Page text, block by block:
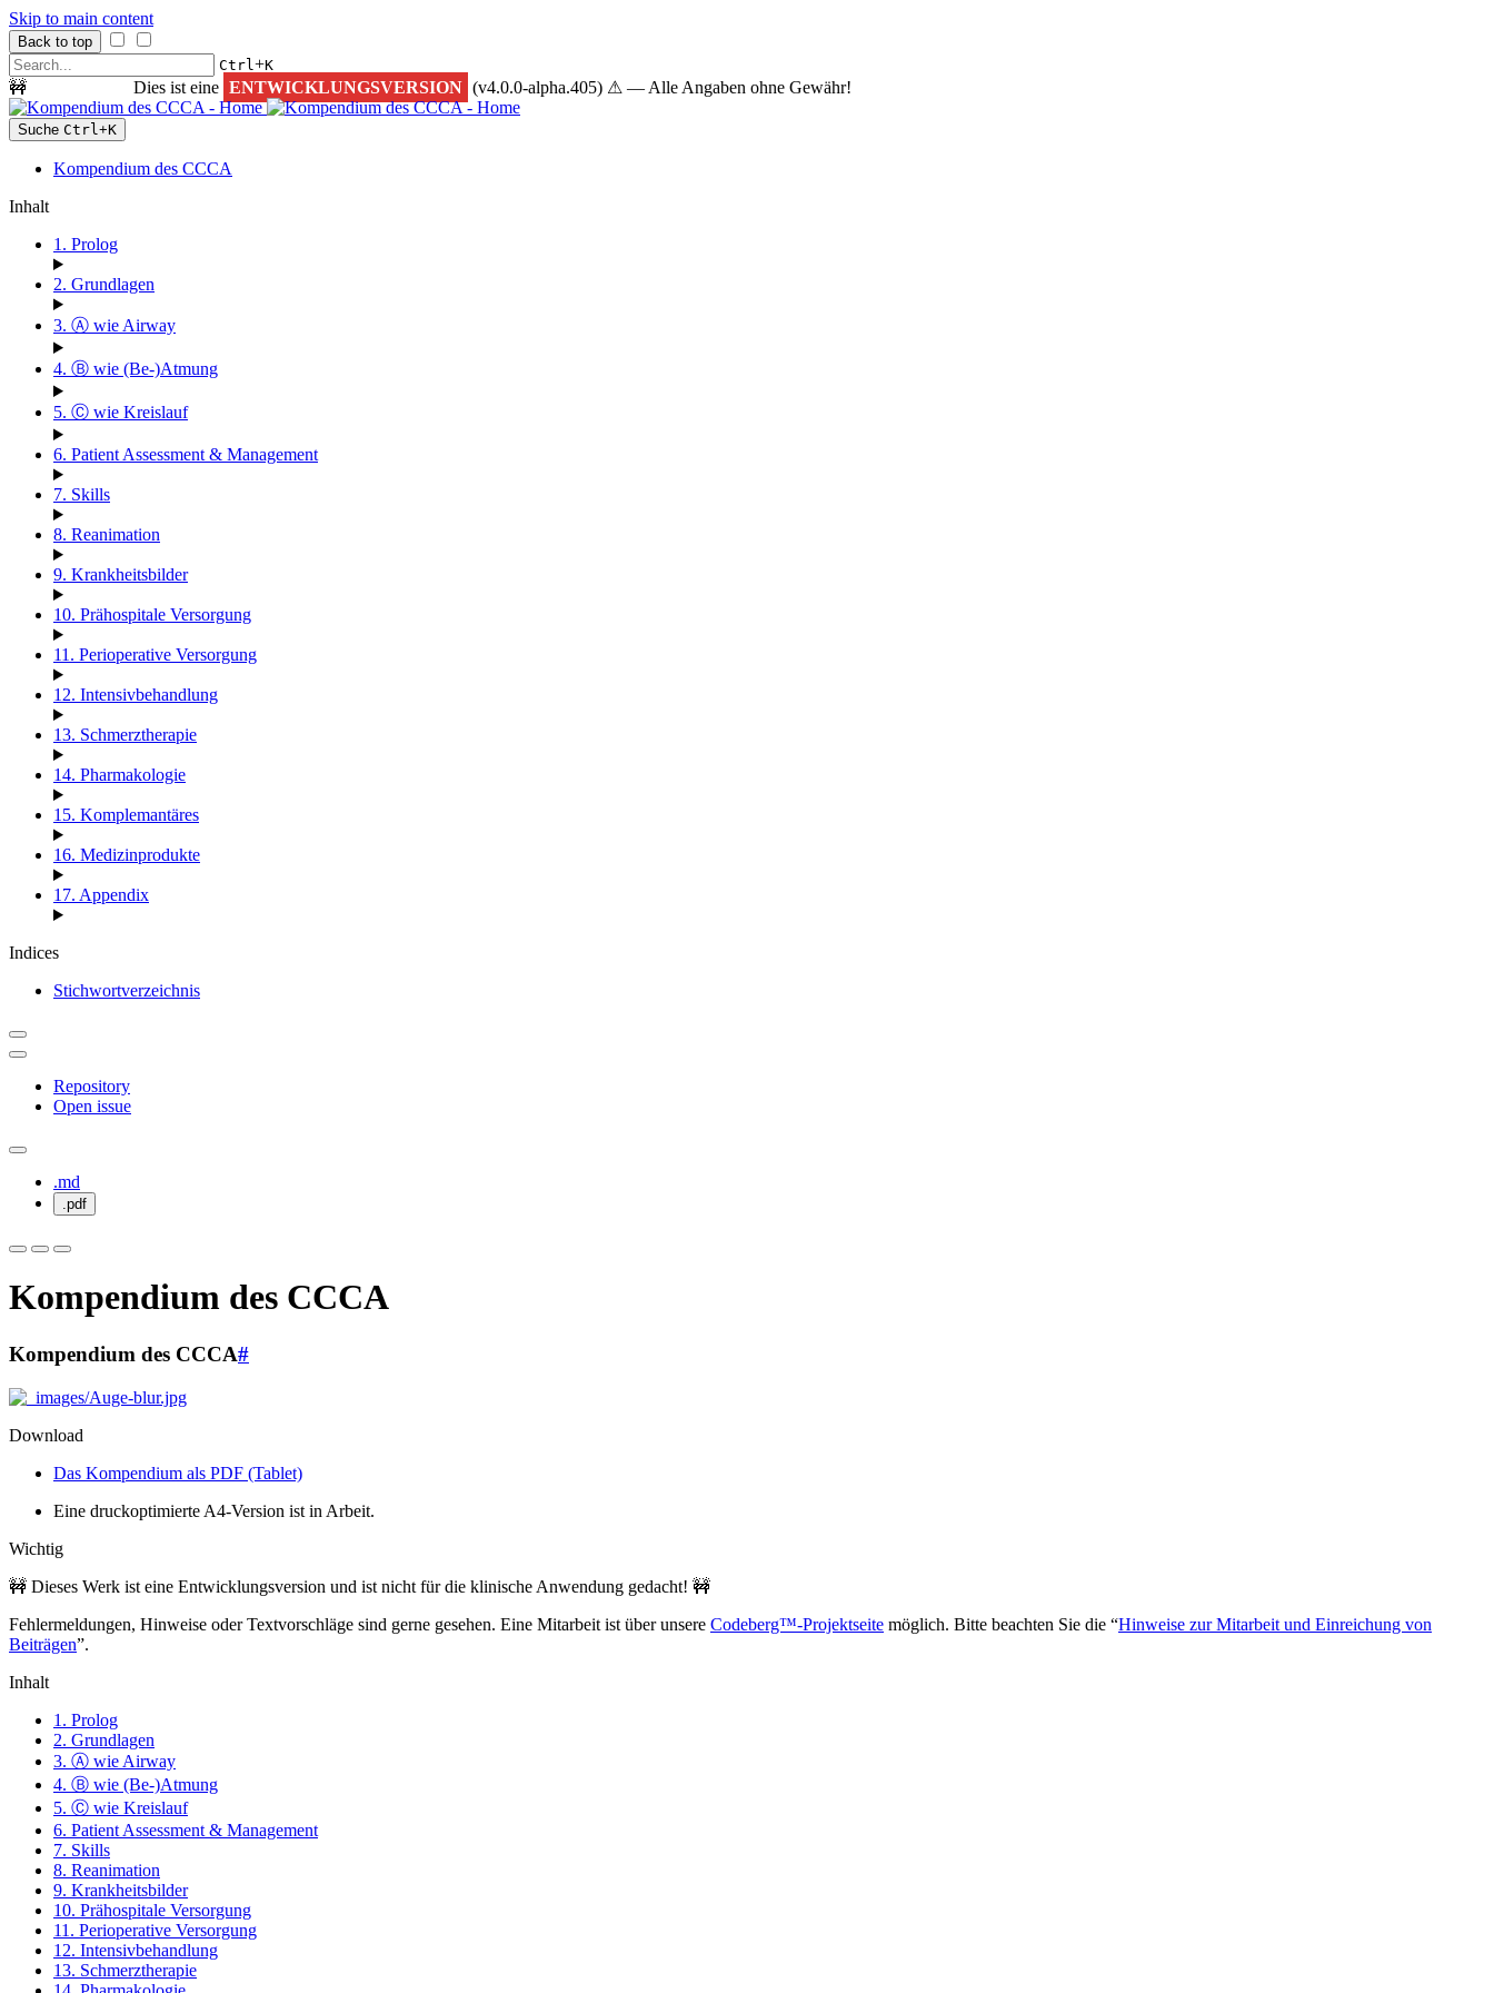
Skip to main content
Back to top
Ctrl+K
🚧 Dies ist eine ENTWICKLUNGSVERSION (v4.0.0-alpha.405) ⚠ — Alle Angaben ohne Gewähr!
Suche Ctrl+K
Kompendium des CCCA
Inhalt
1. Prolog
2. Grundlagen
3. Ⓐ wie Airway
4. Ⓑ wie (Be-)Atmung
5. Ⓒ wie Kreislauf
6. Patient Assessment & Management
7. Skills
8. Reanimation
9. Krankheitsbilder
10. Prähospitale Versorgung
11. Perioperative Versorgung
12. Intensivbehandlung
13. Schmerztherapie
14. Pharmakologie
15. Komplemantäres
16. Medizinprodukte
17. Appendix
Indices
Stichwortverzeichnis
Repository
Open issue
.md
.pdf
Kompendium des CCCA
Kompendium des CCCA#
Download
Das Kompendium als PDF (Tablet)
Eine druckoptimierte A4-Version ist in Arbeit.
Wichtig
🚧 Dieses Werk ist eine Entwicklungsversion und ist nicht für die klinische Anwendung gedacht! 🚧
Fehlermeldungen, Hinweise oder Textvorschläge sind gerne gesehen. Eine Mitarbeit ist über unsere Codeberg™-Projektseite möglich. Bitte beachten Sie die “Hinweise zur Mitarbeit und Einreichung von
Beiträgen”.
Inhalt
1. Prolog
2. Grundlagen
3. Ⓐ wie Airway
4. Ⓑ wie (Be-)Atmung
5. Ⓒ wie Kreislauf
6. Patient Assessment & Management
7. Skills
8. Reanimation
9. Krankheitsbilder
10. Prähospitale Versorgung
11. Perioperative Versorgung
12. Intensivbehandlung
13. Schmerztherapie